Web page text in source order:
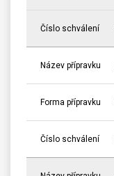
Číslo schválení
Název přípravku
Forma přípravku
Číslo schválení